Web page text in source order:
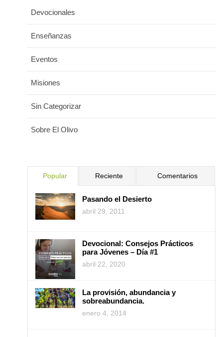
Devocionales
Enseñanzas
Eventos
Misiones
Sin Categorizar
Sobre El Olivo
Popular Reciente Comentarios
Pasando el Desierto
abril 29, 2011
Devocional: Consejos Prácticos
para Jóvenes – Día #1
abril 22, 2020
La provisión, abundancia y
sobreabundancia.
enero 4, 2014